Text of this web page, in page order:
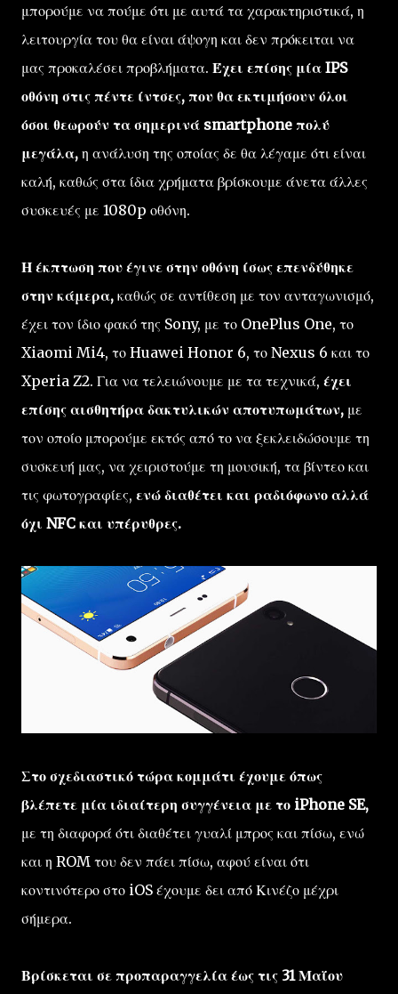
μπορούμε να πούμε ότι με αυτά τα χαρακτηριστικά, η
λειτουργία του θα είναι άψογη και δεν πρόκειται να
μας προκαλέσει προβλήματα. Έχει επίσης μία IPS
οθόνη στις πέντε ίντσες, που θα εκτιμήσουν όλοι
όσοι θεωρούν τα σημερινά smartphone πολύ
μεγάλα, η ανάλυση της οποίας δε θα λέγαμε ότι είναι
καλή, καθώς στα ίδια χρήματα βρίσκουμε άνετα άλλες
συσκευές με 1080p οθόνη.
Η έκπτωση που έγινε στην οθόνη ίσως επενδύθηκε
στην κάμερα, καθώς σε αντίθεση με τον ανταγωνισμό,
έχει τον ίδιο φακό της Sony, με το OnePlus One, το
Xiaomi Mi4, το Huawei Honor 6, το Nexus 6 και το
Xperia Z2. Για να τελειώνουμε με τα τεχνικά, έχει
επίσης αισθητήρα δακτυλικών αποτυπωμάτων, με
τον οποίο μπορούμε εκτός από το να ξεκλειδώσουμε τη
συσκευή μας, να χειριστούμε τη μουσική, τα βίντεο και
τις φωτογραφίες, ενώ διαθέτει και ραδιόφωνο αλλά
όχι NFC και υπέρυθρες.
Στο σχεδιαστικό τώρα κομμάτι έχουμε όπως
βλέπετε μία ιδιαίτερη συγγένεια με το iPhone SE,
με τη διαφορά ότι διαθέτει γυαλί μπρος και πίσω, ενώ
και η ROM του δεν πάει πίσω, αφού είναι ότι
κοντινότερο στο iOS έχουμε δει από Κινέζο μέχρι
σήμερα.
Βρίσκεται σε προπαραγγελία έως τις 31 Μαΐου